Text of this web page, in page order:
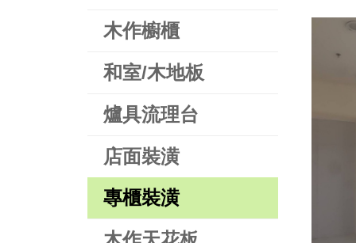
木作櫥櫃
和室/木地板
爐具流理台
店面裝潢
專櫃裝潢